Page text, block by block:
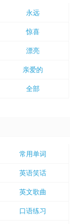
永远
惊喜
漂亮
亲爱的
全部
常用单词
英语笑话
英文歌曲
口语练习